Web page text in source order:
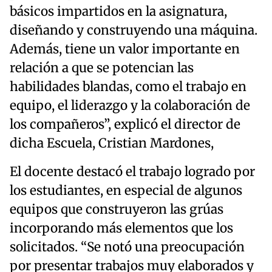
básicos impartidos en la asignatura,
diseñando y construyendo una máquina.
Además, tiene un valor importante en
relación a que se potencian las
habilidades blandas, como el trabajo en
equipo, el liderazgo y la colaboración de
los compañeros”, explicó el director de
dicha Escuela, Cristian Mardones,
El docente destacó el trabajo logrado por
los estudiantes, en especial de algunos
equipos que construyeron las grúas
incorporando más elementos que los
solicitados. “Se notó una preocupación
por presentar trabajos muy elaborados y